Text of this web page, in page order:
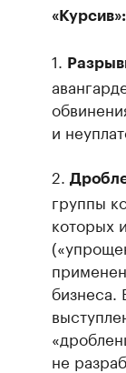
«Курсив»:
1.
и
2.
группы
которых
бизнеса.
не